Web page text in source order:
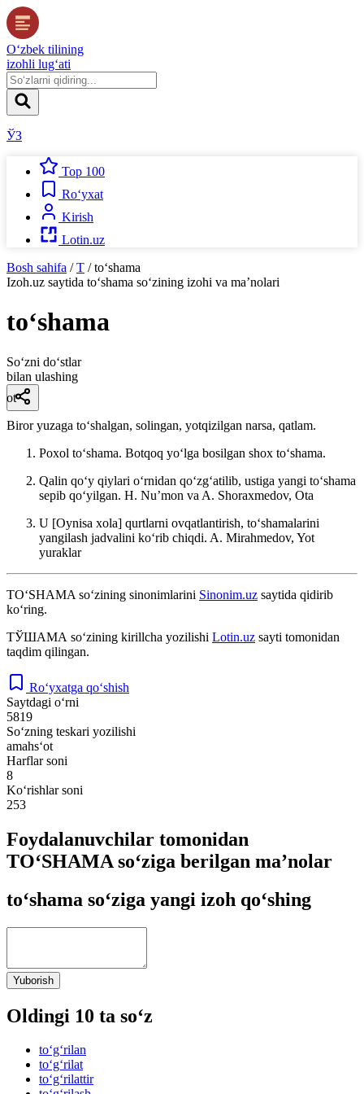
O‘zbek tilining
izohli lug‘ati
ЎЗ
Top 100
Ro‘yxat
Kirish
Lotin.uz
Bosh sahifa / T / to‘shama
Izoh.uz saytida to‘shama so‘zining izohi va ma’nolari
to‘shama
So‘zni do‘stlar
bilan ulashing
ot
Biror yuzaga toʻshalgan, solingan, yotqizilgan narsa, qatlam.
Poxol toʻshama. Botqoq yoʻlga bosilgan shox toʻshama.
Qalin qoʻy qiylari oʻrnidan qoʻzgʻatilib, ustiga yangi toʻshama
sepib qoʻyilgan. H. Nuʼmon va A. Shoraxmedov, Ota
U [Oynisa xola] qurtlarni ovqatlantirish, toʻshamalarini
yangilash jadvalini koʻrib chiqdi. A. Mirahmedov, Yot
yuraklar
TO‘SHAMA so‘zining sinonimlarini Sinonim.uz saytida qidirib
ko‘ring.
ТЎШАМА so‘zining kirillcha yozilishi Lotin.uz sayti tomonidan
taqdim qilingan.
Ro‘yxatga qo‘shish
Saytdagi o‘rni
5819
So‘zning teskari yozilishi
amahs‘ot
Harflar soni
8
Ko‘rishlar soni
253
Foydalanuvchilar tomonidan
TO‘SHAMA so‘ziga berilgan ma’nolar
to‘shama so‘ziga yangi izoh qo‘shing
Yuborish
Oldingi 10 ta so‘z
to‘g‘rilan
to‘g‘rilat
to‘g‘rilattir